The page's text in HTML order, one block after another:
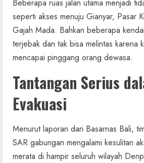
Beberapa ruas jalan utama menjadi
seperti akses menuju Gianyar, Pasar
Gajah Mada. Bahkan beberapa
terjebak dan tak bisa melintas karena
mencapai pinggang orang dewasa.
Tantangan Serius
Evakuasi
Menurut laporan dari Basarnas Bali,
SAR gabungan mengalami kesulitan
merata di hampir seluruh wilayah